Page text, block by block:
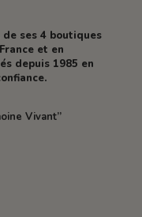
ses 4 boutiques
et en
depuis 1985 en
Vivant”